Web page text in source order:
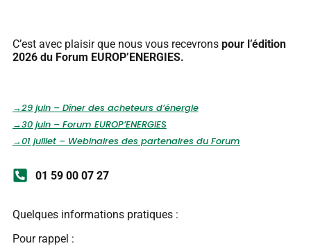
C’est avec plaisir que nous vous recevrons pour l’édition
2026 du Forum EUROP’ENERGIES.
→29 juin – Dîner des acheteurs d’énergie
→30 juin – Forum EUROP’ENERGIES
→01 juillet – Webinaires des partenaires du Forum
01 59 00 07 27
Quelques informations pratiques :
Pour rappel :